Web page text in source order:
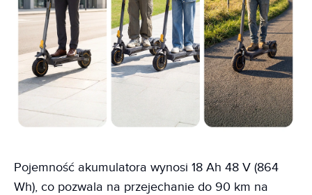
Pojemność akumulatora wynosi 18 Ah 48 V (864
Wh), co pozwala na przejechanie do 90 km na